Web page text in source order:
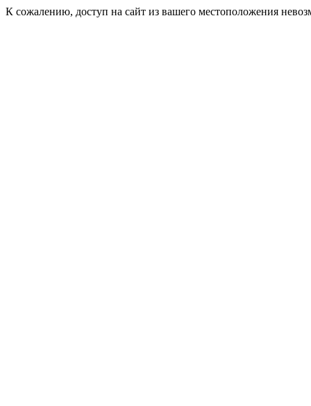
К сожалению, доступ на сайт из вашего местоположения